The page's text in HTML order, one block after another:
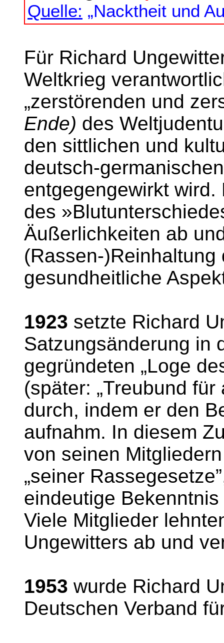
Quelle: „Nacktheit und
Für Richard
Weltkrieg
„zerstörenden und
Ende) des
den sittlichen und
deutsch-
entgegengewirkt
des
Äußerlichkeiten ab
(Rassen-
gesundheitliche
1923 setzte Richard
Satzungsänderung in
gegründeten „Loge
(später: „Treubund
durch, indem er den
aufnahm. In diesem
von seinen
„seiner
eindeutige
Viele Mitglieder
Ungewitters ab und
1953 wurde Richard
Deutschen Verband